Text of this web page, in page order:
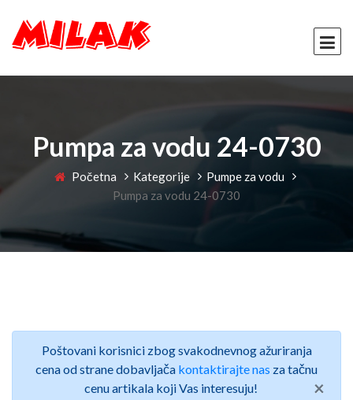
Pumpa za vodu 24-0730
Početna Kategorije
Pumpe za vodu
Pumpa za vodu 24-0730
Poštovani korisnici zbog svakodnevnog ažuriranja
cena od strane dobavljača kontaktirajte nas za tačnu
cenu artikala koji Vas interesuju!
×